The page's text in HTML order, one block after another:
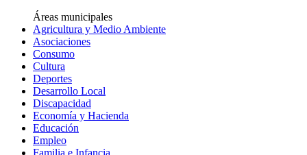
Áreas municipales
Agricultura y Medio Ambiente
Asociaciones
Consumo
Cultura
Deportes
Desarrollo Local
Discapacidad
Economía y Hacienda
Educación
Empleo
Familia e Infancia